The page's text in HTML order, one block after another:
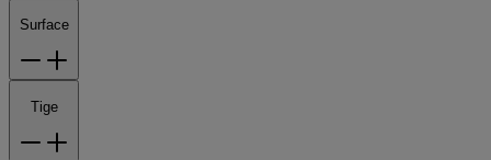
Surface
Tige